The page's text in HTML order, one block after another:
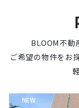
BLOOM不動
ご希望の物件をお
NEW